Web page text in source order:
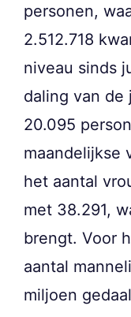
personen,
2.512.718
niveau sinds
daling van de
20.095
maandelijkse
het aantal
met 38.291,
brengt. Voor
aantal
miljoen